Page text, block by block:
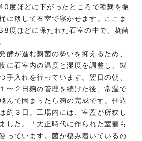
度ほどに下がったところで種麹を振
に移して石室で寝かせます。ここま
度ほどに保たれた石室の中で、麹菌
酵が進む麹菌の勢いを抑えるため、
に石室内の温度と湿度を調整し、製
手入れを行っています。翌日の朝、
〜２日麹の管理を続けた後、常温で
んで固まったら麹の完成です。仕込
約３日。工場内には、室蓋が所狭し
した。「大正時代に作られた室蓋も
っています。菌が棲み着いているの